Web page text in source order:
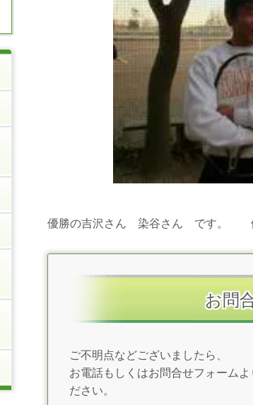
優勝の吉沢さん 染谷さん です。 体
お問
ご不明点などございましたら、
お電話もしくはお問合せフォームよ
ださい。